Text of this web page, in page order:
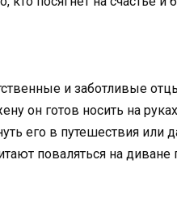
и заботливые
он готов носить на
его в путешествия или
поваляться на диване